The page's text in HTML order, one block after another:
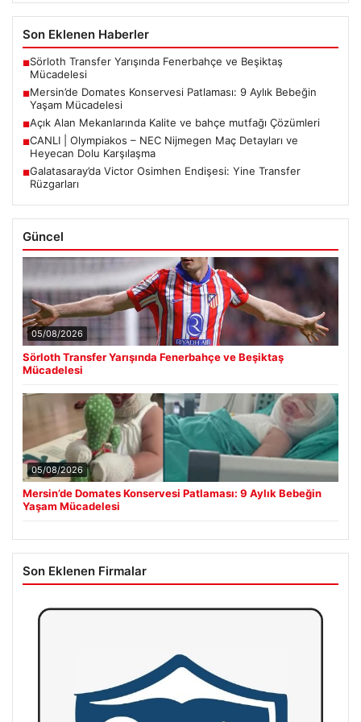
Son Eklenen Haberler
■Sörloth Transfer Yarışında Fenerbahçe ve Beşiktaş
Mücadelesi
■Mersin’de Domates Konservesi Patlaması: 9 Aylık Bebeğin
Yaşam Mücadelesi
■Açık Alan Mekanlarında Kalite ve bahçe mutfağı Çözümleri
■CANLI | Olympiakos – NEC Nijmegen Maç Detayları ve
Heyecan Dolu Karşılaşma
■Galatasaray’da Victor Osimhen Endişesi: Yine Transfer
Rüzgarları
Güncel
05/08/2026
Sörloth Transfer Yarışında Fenerbahçe ve Beşiktaş
Mücadelesi
05/08/2026
Mersin’de Domates Konservesi Patlaması: 9 Aylık Bebeğin
Yaşam Mücadelesi
Son Eklenen Firmalar